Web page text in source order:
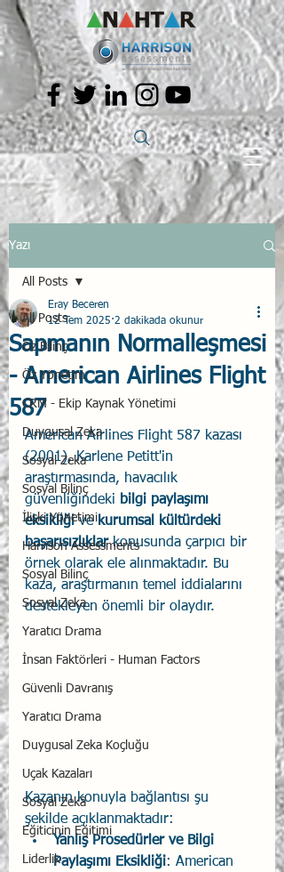
Yazı
All Posts
Öz Bilinç
Öz Yönetim
CRM - Ekip Kaynak Yönetimi
Duygusal Zeka
Sosyal Zeka
Sosyal Bilinç
İlişki Yönetimi
Harrison Assessments
Sosyal Bilinç
Sosyal Zeka
Yaratıcı Drama
İnsan Faktörleri - Human Factors
Güvenli Davranış
Yaratıcı Drama
Duygusal Zeka Koçluğu
Uçak Kazaları
Sosyal Zekâ
Eğiticinin Eğitimi
Liderlik
All Posts
Sapmanın Normalleşmesi
- American Airlines Flight
587
Eray Beceren
12 Tem 2025 2 dakikada okunur
American Airlines Flight 587 kazası
(2001), Karlene Petitt'in
araştırmasında, havacılık
güvenliğindeki bilgi paylaşımı
eksikliği ve kurumsal kültürdeki
başarısızlıklar konusunda çarpıcı bir
örnek olarak ele alınmaktadır. Bu
kaza, araştırmanın temel iddialarını
destekleyen önemli bir olaydır.
Kazanın konuyla bağlantısı şu
şekilde açıklanmaktadır:
Yanlış Prosedürler ve Bilgi
Paylaşımı Eksikliği: American